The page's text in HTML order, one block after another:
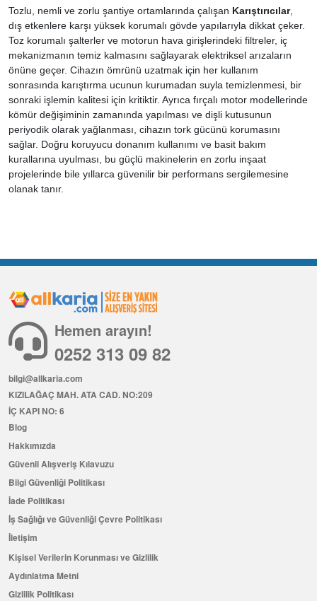
Tozlu, nemli ve zorlu şantiye ortamlarında çalışan Karıştırıcılar,
dış etkenlere karşı yüksek korumalı gövde yapılarıyla dikkat çeker.
Toz korumalı şalterler ve motorun hava girişlerindeki filtreler, iç
mekanizmanın temiz kalmasını sağlayarak elektriksel arızaların
önüne geçer. Cihazın ömrünü uzatmak için her kullanım
sonrasında karıştırma ucunun kurumadan suyla temizlenmesi, bir
sonraki işlemin kalitesi için kritiktir. Ayrıca fırçalı motor modellerinde
kömür değişiminin zamanında yapılması ve dişli kutusunun
periyodik olarak yağlanması, cihazın tork gücünü korumasını
sağlar. Doğru koruyucu donanım kullanımı ve basit bakım
kurallarına uyulması, bu güçlü makinelerin en zorlu inşaat
projelerinde bile yıllarca güvenilir bir performans sergilemesine
olanak tanır.
Hemen arayın!
0252 313 09 82
bilgi@allkaria.com
KIZILAĞAÇ MAH. ATA CAD. NO:209
İÇ KAPI NO: 6
Blog
Hakkımızda
Güvenli Alışveriş Kılavuzu
Bilgi Güvenliği Politikası
İade Politikası
İş Sağlığı ve Güvenliği Çevre Politikası
İletişim
Kişisel Verilerin Korunması ve Gizlilik
Aydınlatma Metni
Gizlilik Politikası